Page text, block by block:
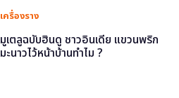
เครื่องราง
มูเตลูฉบับฮินดู ชาวอินเดีย แขวนพริก
มะนาวไว้หน้าบ้านทำไม ?